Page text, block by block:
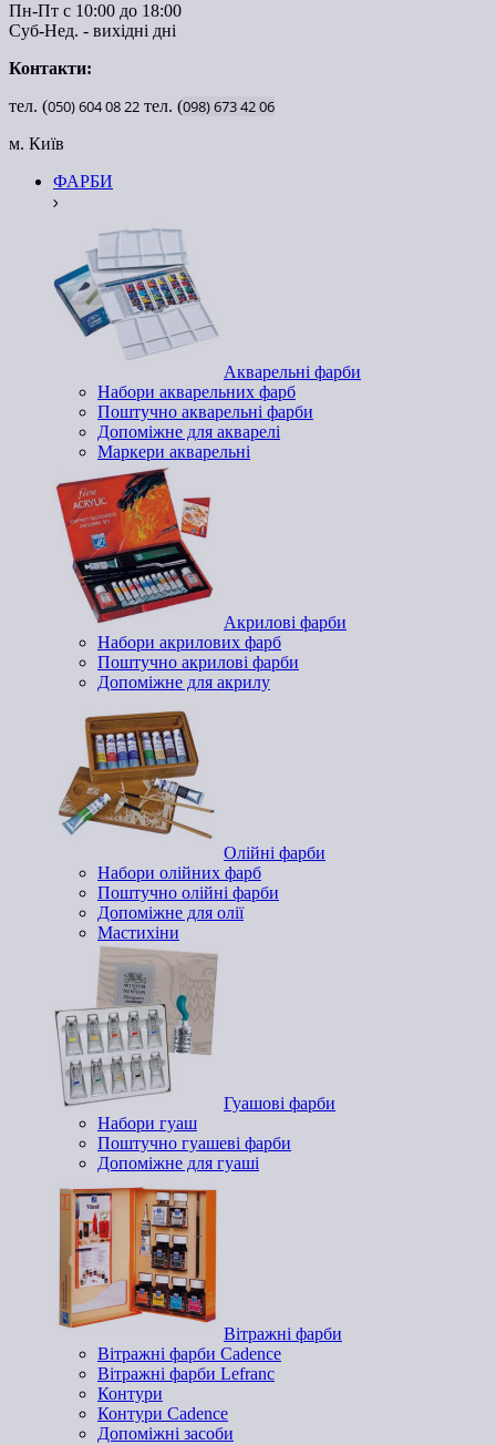
Пн-Пт с 10:00 до 18:00
Суб-Нед. - вихідні дні
Контакти:
тел. (050)6040822 тел. (098)6734206
м. Київ
ФАРБИ
Акварельні фарби
Набори акварельних фарб
Поштучно акварельні фарби
Допоміжне для акварелі
Маркери акварельні
Акрилові фарби
Набори акрилових фарб
Поштучно акрилові фарби
Допоміжне для акрилу
Олійні фарби
Набори олійних фарб
Поштучно олійні фарби
Допоміжне для олії
Мастихіни
Гуашові фарби
Набори гуаш
Поштучно гуашеві фарби
Допоміжне для гуаші
Вітражні фарби
Вітражні фарби Cadence
Вітражні фарби Lefranc
Контури
Контури Cadence
Допоміжні засоби